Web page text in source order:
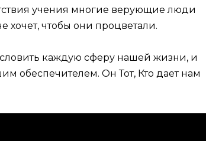
учения многие верующие люди
хочет, чтобы они процветали.
каждую сферу нашей жизни, и
обеспечителем. Он Тот, Кто дает нам